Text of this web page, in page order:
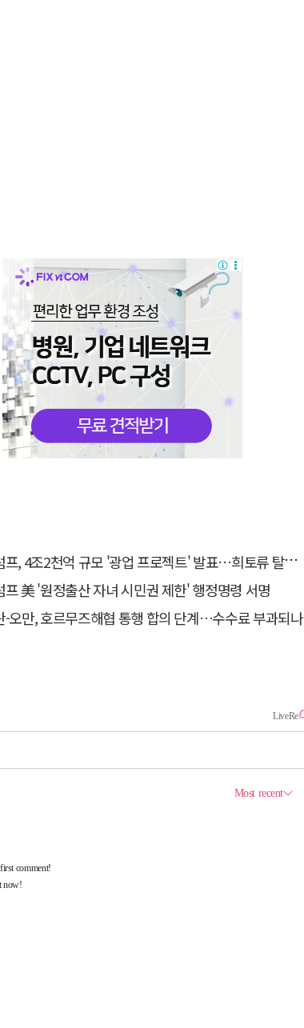
, 4조2천억 규모 '광업 프로젝트' 발표…희토류 탈중국 속도
프 美 '원정출산 자녀 시민권 제한' 행정명령 서명
-오만, 호르무즈해협 통행 합의 단계…수수료 부과되나